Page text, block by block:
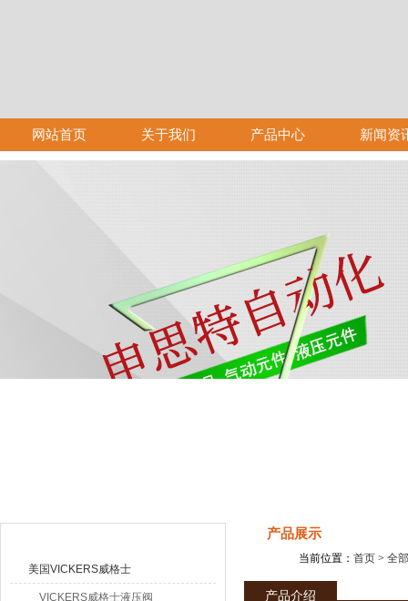
网站首页 关于我们 产品中心 新闻资
美国VICKERS威格士
VICKERS威格士液压阀
产品展示
当前位置： 首页 > 全
产品介绍